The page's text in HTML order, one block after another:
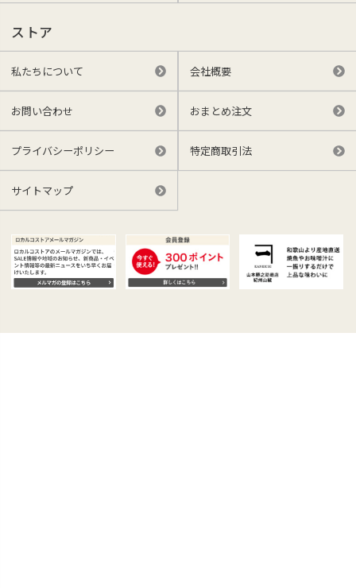
ストア
私たちについて 会社概要
お問い合わせ おまとめ注文
プライバシーポリシー 特定商取引法
サイトマップ